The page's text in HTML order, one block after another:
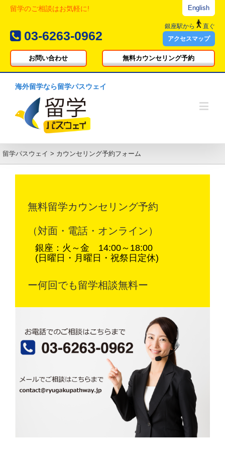
留学のご相談はお気軽に!
03-6263-0962
English
銀座駅から
直ぐ
アクセスマップ
お問い合わせ 無料カウンセリング予約
海外留学なら留学パスウェイ
留学パスウェイ > カウンセリング予約フォーム
無料留学カウンセリング予約
（対面・電話・オンライン）
銀座：火～金 14:00～18:00
(日曜日・月曜日・祝祭日定休)
ー何回でも留学相談無料ー